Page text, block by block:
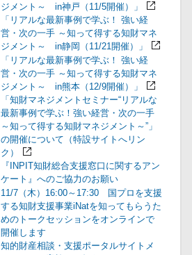
ジメント～ in神戸（11/5開催）」
「リアルな最新事例で学ぶ！ 強い経
営・次の一手 ～知って得する知財マネ
ジメント～ in静岡（11/21開催）」
「リアルな最新事例で学ぶ！ 強い経
営・次の一手 ～知って得する知財マネ
ジメント～ in熊本（12/9開催）」
「知財マネジメントセミナー“リアルな
最新事例で学ぶ！強い経営・次の一手
～知って得する知財マネジメント～”」
の開催について（特設サイトへリン
ク）
『INPIT知財総合支援窓口に関するアン
ケート』へのご協力のお願い
11/7（木）16:00～17:30 国プロを支援
する知財支援事業iNatを知ってもらうた
めのトークセッションをオンラインで
開催します
知的財産相談・支援ポータルサイトメ